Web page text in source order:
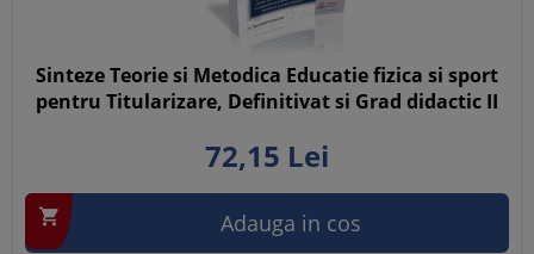
Sinteze Teorie si Metodica Educatie fizica si sport
pentru Titularizare, Definitivat si Grad didactic II
72,15 Lei
 Adauga in cos